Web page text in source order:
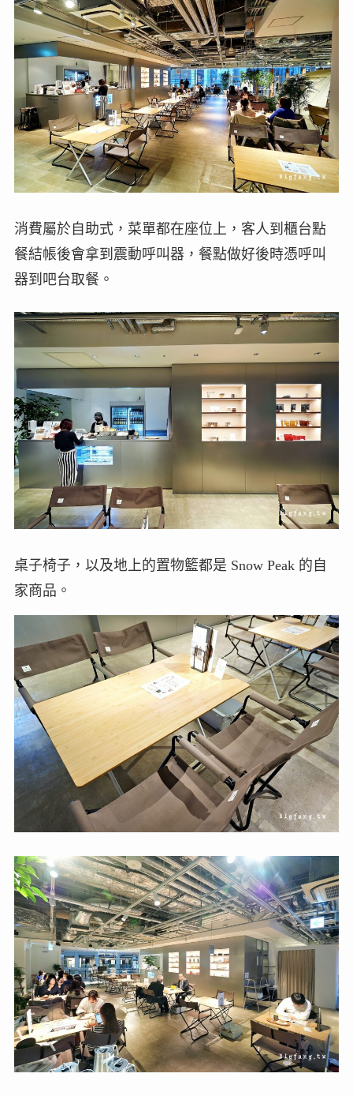
消費屬於自助式，菜單都在座位上，客人到櫃台點
餐結帳後會拿到震動呼叫器，餐點做好後時憑呼叫
器到吧台取餐。
桌子椅子，以及地上的置物籃都是 Snow Peak 的自
家商品。